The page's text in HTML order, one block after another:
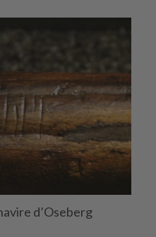
d’Oseberg